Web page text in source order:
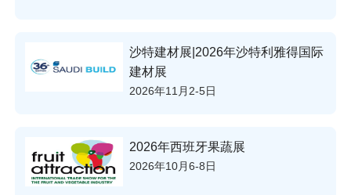
沙特建材展|2026年沙特利雅得国际
建材展
2026年11月2-5日
2026年西班牙果蔬展
2026年10月6-8日